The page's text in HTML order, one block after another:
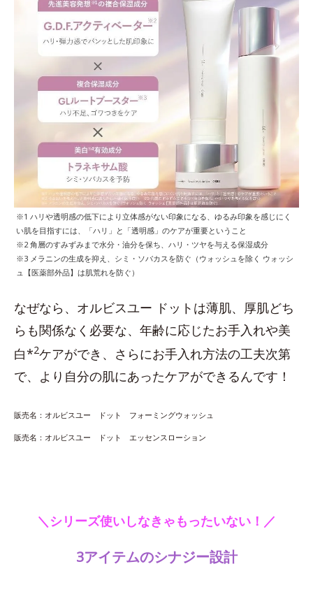
※1 ハリや透明感の低下により立体感がない印象になる、ゆるみ印象を感じにく
い肌を目指すには、「ハリ」と「透明感」のケアが重要ということ
※2 角層のすみずみまで水分・油分を保ち、ハリ・ツヤを与える保湿成分
※3 メラニンの生成を抑え、シミ・ソバカスを防ぐ（ウォッシュを除く ウォッシ
ュ【医薬部外品】は肌荒れを防ぐ）
なぜなら、オルビスユー ドットは薄肌、厚肌どち
らも関係なく必要な、年齢に応じたお手入れや美
白*2ケアができ、さらにお手入れ方法の工夫次第
で、より自分の肌にあったケアができるんです！
販売名：オルビスユー ドット フォーミングウォッシュ
販売名：オルビスユー ドット エッセンスローション
＼シリーズ使いしなきゃもったいない！／
3アイテムのシナジー設計